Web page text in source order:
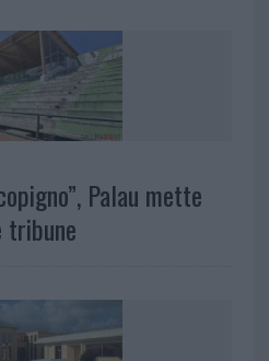
Palau mette
tribune